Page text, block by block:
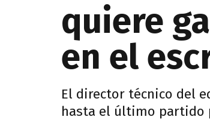
quiere
en el
El director técnico del
hasta el último partido